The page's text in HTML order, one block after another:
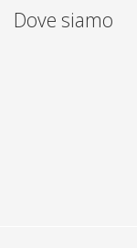
Dove siamo